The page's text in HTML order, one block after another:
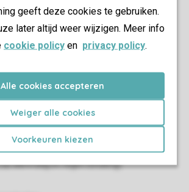
geeft deze cookies te gebruiken.
later altijd weer wijzigen. Meer info
cookie policy en privacy policy.
Alle cookies accepteren
Weiger alle cookies
Voorkeuren kiezen
aanvraag en tegen betaling)